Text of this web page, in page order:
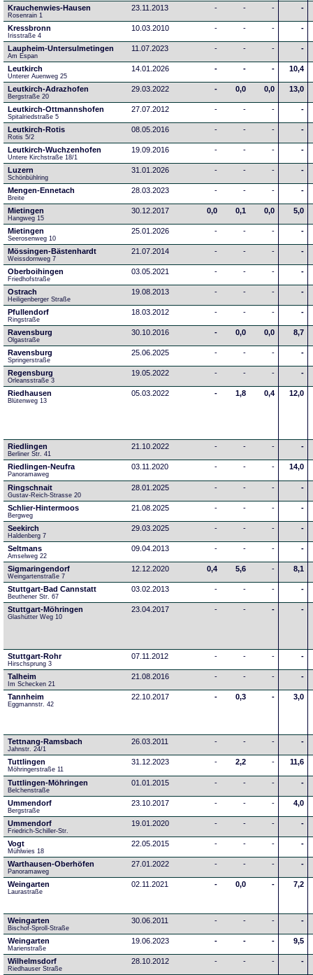
Krauchenwies-Hausen
Rosenrain 1
23.11.2013 - - - -
Kressbronn
Irisstraße 4
10.03.2010 - - - -
Laupheim-Untersulmetingen
Am Espan
11.07.2023 - - - -
Leutkirch
Unterer Auenweg 25
14.01.2026 - - - 10,4
Leutkirch-Adrazhofen
Bergstraße 20
29.03.2022 - 0,0 0,0 13,0
Leutkirch-Ottmannshofen
Spitalriedstraße 5
27.07.2012 - - - -
Leutkirch-Rotis
Rotis 5/2
08.05.2016 - - - -
Leutkirch-Wuchzenhofen
Untere Kirchstraße 18/1
19.09.2016 - - - -
Luzern
Schönbühlring
31.01.2026 - - - -
Mengen-Ennetach
Breite
28.03.2023 - - - -
Mietingen
Hangweg 15
30.12.2017 0,0 0,1 0,0 5,0
Mietingen
Seerosenweg 10
25.01.2026 - - - -
Mössingen-Bästenhardt
Weissdornweg 7
21.07.2014 - - - -
Oberboihingen
Friedhofstraße
03.05.2021 - - - -
Ostrach
Heiligenberger Straße
19.08.2013 - - - -
Pfullendorf
Ringstraße
18.03.2012 - - - -
Ravensburg
Olgastraße
30.10.2016 - 0,0 0,0 8,7
Ravensburg
Springerstraße
25.06.2025 - - - -
Regensburg
Orleansstraße 3
19.05.2022 - - - -
Riedhausen
Blütenweg 13
05.03.2022 - 1,8 0,4 12,0
Riedlingen
Berliner Str. 41
21.10.2022 - - - -
Riedlingen-Neufra
Panoramaweg
03.11.2020 - - - 14,0
Ringschnait
Gustav-Reich-Strasse 20
28.01.2025 - - - -
Schlier-Hintermoos
Bergweg
21.08.2025 - - - -
Seekirch
Haldenberg 7
29.03.2025 - - - -
Seltmans
Amselweg 22
09.04.2013 - - - -
Sigmaringendorf
Weingartenstraße 7
12.12.2020 0,4 5,6 - 8,1
Stuttgart-Bad Cannstatt
Beuthener Str. 67
03.02.2013 - - - -
Stuttgart-Möhringen
Glashütter Weg 10
23.04.2017 - - - -
Stuttgart-Rohr
Hirschsprung 3
07.11.2012 - - - -
Talheim
Im Schecken 21
21.08.2016 - - - -
Tannheim
Eggmannstr. 42
22.10.2017 - 0,3 - 3,0
Tettnang-Ramsbach
Jahnstr. 24/1
26.03.2011 - - - -
Tuttlingen
Möhringerstraße 11
31.12.2023 - 2,2 - 11,6
Tuttlingen-Möhringen
Belchenstraße
01.01.2015 - - - -
Ummendorf
Bergstraße
23.10.2017 - - - 4,0
Ummendorf
Friedrich-Schiller-Str.
19.01.2020 - - - -
Vogt
Mühlwies 18
22.05.2015 - - - -
Warthausen-Oberhöfen
Panoramaweg
27.01.2022 - - - -
Weingarten
Laurastraße
02.11.2021 - 0,0 - 7,2
Weingarten
Bischof-Sproll-Straße
30.06.2011 - - - -
Weingarten
Marienstraße
19.06.2023 - - - 9,5
Wilhelmsdorf
Riedhauser Straße
28.10.2012 - - - -